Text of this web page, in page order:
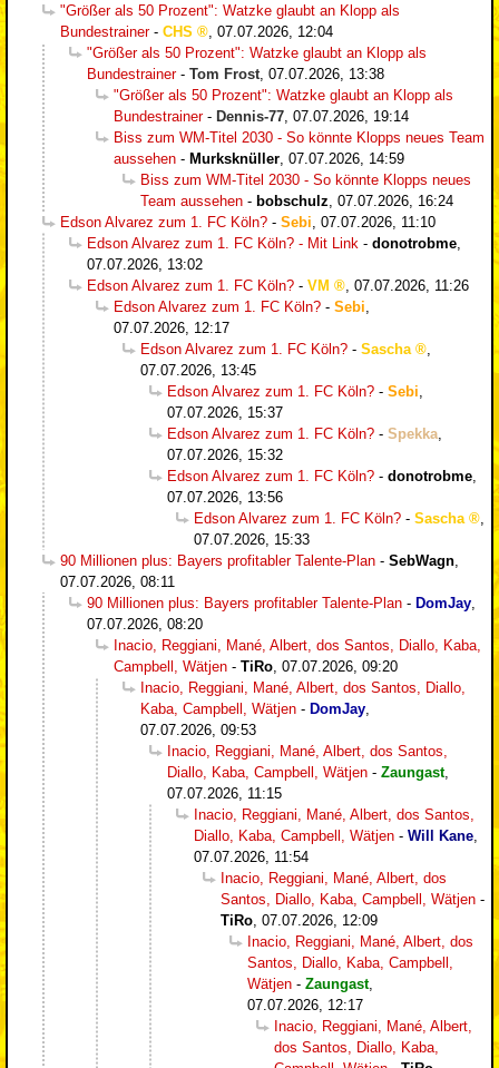
"Größer als 50 Prozent": Watzke glaubt an Klopp als
Bundestrainer- CHS
07.07.2026, 12:04
"Größer als 50 Prozent": Watzke glaubt an Klopp als
Bundestrainer- Tom Frost 07.07.2026, 13:38
"Größer als 50 Prozent": Watzke glaubt an Klopp als
Bundestrainer- Dennis-77 07.07.2026, 19:14
Biss zum WM-Titel 2030 - So könnte Klopps neues Team
aussehen - Murksknüller 07.07.2026, 14:59
Biss zum WM-Titel 2030 - So könnte Klopps neues
Team aussehen - bobschulz 07.07.2026, 16:24
Edson Alvarez zum 1. FC Köln? - Sebi 07.07.2026, 11:10
Edson Alvarez zum 1. FC Köln? - Mit Link - donotrobme
07.07.2026, 13:02
Edson Alvarez zum 1. FC Köln? - VM
07.07.2026, 11:26
Edson Alvarez zum 1. FC Köln? - Sebi
07.07.2026, 12:17
Edson Alvarez zum 1. FC Köln? - Sascha
07.07.2026, 13:45
Edson Alvarez zum 1. FC Köln? - Sebi
07.07.2026, 15:37
Edson Alvarez zum 1. FC Köln? - Spekka
07.07.2026, 15:32
Edson Alvarez zum 1. FC Köln? - donotrobme
07.07.2026, 13:56
Edson Alvarez zum 1. FC Köln? - Sascha
07.07.2026, 15:33
90 Millionen plus: Bayers profitabler Talente-Plan - SebWagn
07.07.2026, 08:11
90 Millionen plus: Bayers profitabler Talente-Plan - DomJay
07.07.2026, 08:20
Inacio, Reggiani, Mané, Albert, dos Santos, Diallo, Kaba,
Campbell, Wätjen - TiRo 07.07.2026, 09:20
Inacio, Reggiani, Mané, Albert, dos Santos, Diallo,
Kaba, Campbell, Wätjen - DomJay
07.07.2026, 09:53
Inacio, Reggiani, Mané, Albert, dos Santos,
Diallo, Kaba, Campbell, Wätjen - Zaungast,
07.07.2026, 11:15
Inacio, Reggiani, Mané, Albert, dos Santos,
Diallo, Kaba, Campbell, Wätjen - Will Kane
07.07.2026, 11:54
Inacio, Reggiani, Mané, Albert, dos
Santos, Diallo, Kaba, Campbell, Wätjen -
TiRo 07.07.2026, 12:09
Inacio, Reggiani, Mané, Albert, dos
Santos, Diallo, Kaba, Campbell,
Wätjen - Zaungast,
07.07.2026, 12:17
Inacio, Reggiani, Mané, Albert,
dos Santos, Diallo, Kaba,